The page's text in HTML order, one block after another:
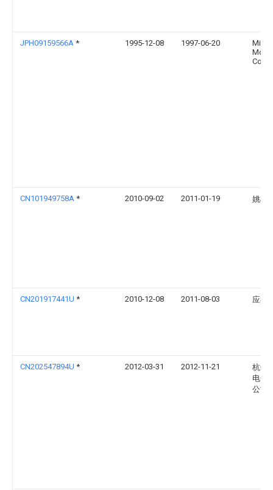
JPH09159566A * 1995-12-08 1997-06-20
Corp
CN101949758A * 2010-09-02 2011-01-19 姚柳
CN201917441U * 2010-12-08 2011-08-03 应杰
CN202547894U * 2012-03-31 2012-11-21
杭州
电子
公司